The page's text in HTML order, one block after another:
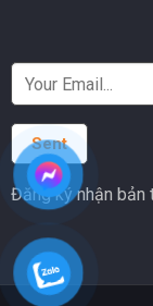
Đăng ký nhận bản